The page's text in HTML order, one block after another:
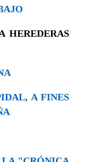
HEREDERAS
A FINES